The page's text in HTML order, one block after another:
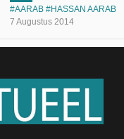
7 Augustus 2014
AARAB HASSAN AARAB